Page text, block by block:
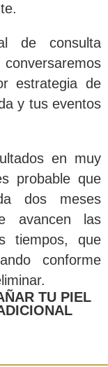
de consulta
estrategia de
y tus eventos
en muy
probable que
dos meses
avancen las
tiempos, que
conforme
TU PIEL